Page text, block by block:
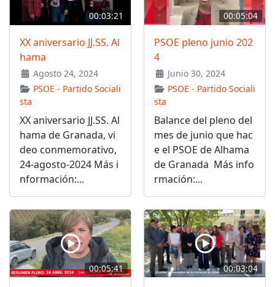
00:03:21
XX aniversario JJ.SS. Al
hama
Agosto 24, 2024
PSOE - Partido Sociali
sta
XX aniversario JJ.SS. Al
hama de Granada, vi
deo conmemorativo,
24-agosto-2024 Más i
nformación:...
00:05:04
PSOE pleno junio 202
4
Junio 30, 2024
PSOE - Partido Sociali
sta
Balance del pleno del
mes de junio que hac
e el PSOE de Alhama
de Granada Más info
rmación:...
00:05:41 00:03:04